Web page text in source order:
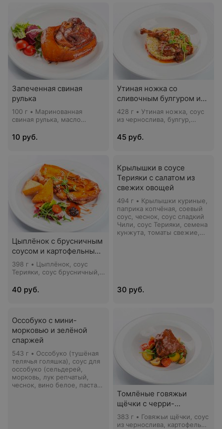
Запеченная свиная
рулька
100 г • Маринованная
свиная рулька, масло
Барбекю
10 руб.
Утиная ножка со
сливочным булгуром и
белыми грибами
428 г • Утиная ножка, соус
из чернослива, булгур,
семена тыквы, брусничный
соус, кресс-салат
45 руб.
Цыплёнок с брусничным
соусом и картофельными
рости
398 г • Цыплёнок, соус
Терияки, соус брусничный,
салат, томаты черри,
варенье из сосновых шишек
40 руб.
Крылышки в соусе
Терияки с салатом из
свежих овощей
494 г • Крылышки куриные,
паприка копчёная, соевый
соус, чеснок, соус сладкий
Чили, соус Терияки, семена
кунжута, томаты свежие,
30 руб.
Оссобуко с мини-
морковью и зелёной
спаржей
543 г • Оссобуко (тушёная
телячья голяшка), соус для
оссобуко (сельдерей,
морковь, лук репчатый,
чеснок, вино белое, паста
Томлёные говяжьи
щёчки с черри-
картофелем и овощами
383 г • Говяжьи щёчки, соус
из чернослива, картофель